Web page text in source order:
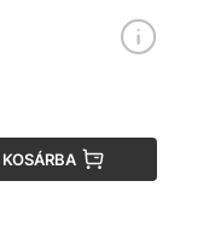
KOSÁRBA